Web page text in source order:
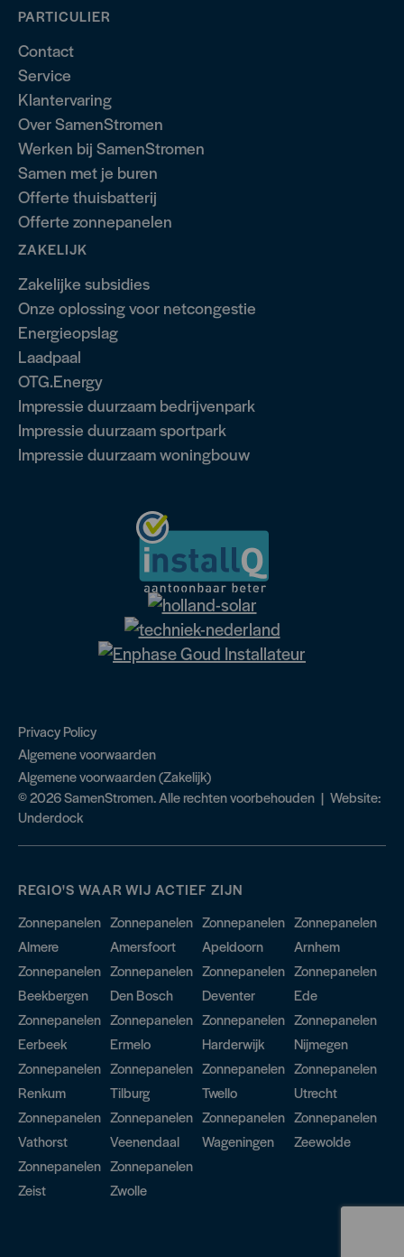
PARTICULIER
Contact
Service
Klantervaring
Over SamenStromen
Werken bij SamenStromen
Samen met je buren
Offerte thuisbatterij
Offerte zonnepanelen
ZAKELIJK
Zakelijke subsidies
Onze oplossing voor netcongestie
Energieopslag
Laadpaal
OTG.Energy
Impressie duurzaam bedrijvenpark
Impressie duurzaam sportpark
Impressie duurzaam woningbouw
Privacy Policy
Algemene voorwaarden
Algemene voorwaarden (Zakelijk)
© 2026 SamenStromen. Alle rechten voorbehouden | Website:
Underdock
REGIO'S WAAR WIJ ACTIEF ZIJN
Zonnepanelen
Almere
Zonnepanelen
Amersfoort
Zonnepanelen
Apeldoorn
Zonnepanelen
Arnhem
Zonnepanelen
Beekbergen
Zonnepanelen
Den Bosch
Zonnepanelen
Deventer
Zonnepanelen
Ede
Zonnepanelen
Eerbeek
Zonnepanelen
Ermelo
Zonnepanelen
Harderwijk
Zonnepanelen
Nijmegen
Zonnepanelen
Renkum
Zonnepanelen
Tilburg
Zonnepanelen
Twello
Zonnepanelen
Utrecht
Zonnepanelen
Vathorst
Zonnepanelen
Veenendaal
Zonnepanelen
Wageningen
Zonnepanelen
Zeewolde
Zonnepanelen
Zeist
Zonnepanelen
Zwolle